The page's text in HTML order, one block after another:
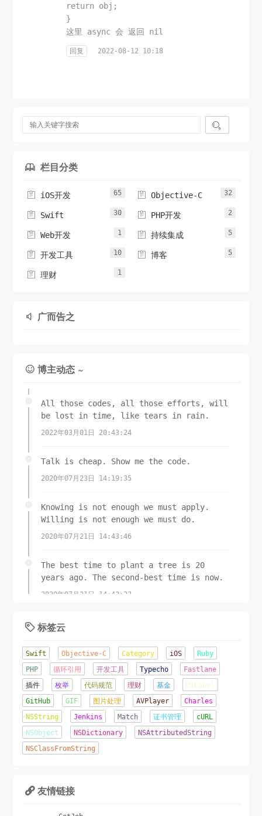
return obj;
}
这里 async 会 返回 nil
回复 2022-08-12 10:18

 栏目分类
 iOS开发 65  Objective-C 32
 Swift 30  PHP开发 2
 Web开发 1  持续集成 5
 开发工具 10  博客 5
 理财 1
 广而告之
 博主动态 ~
All those codes, all those efforts, will
be lost in time, like tears in rain.
2022年03月01日 20:43:24
Talk is cheap. Show me the code.
2020年07月23日 14:19:35
Knowing is not enough we must apply.
Willing is not enough we must do.
2020年07月21日 14:43:46
The best time to plant a tree is 20
years ago. The second-best time is now.
2020年07月21日 14:42:22
 标签云
Swift Objective-C Category iOS
Ruby
PHP
循环引用 开发工具 Typecho
Fastlane
插件
枚举 代码规范 理财 基金
UILabel
GitHub
GIF 图片处理 AVPlayer
Charles
NSString
Jenkins Match 证书管理
cURL
NSObject
NSDictionary
NSAttributedString
NSClassFromString
 友情链接